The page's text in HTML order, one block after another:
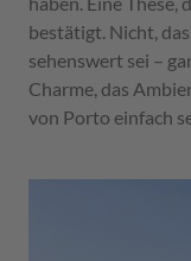
bestätigt. Nicht,
sehenswert sei –
Charme, das
von Porto einfach